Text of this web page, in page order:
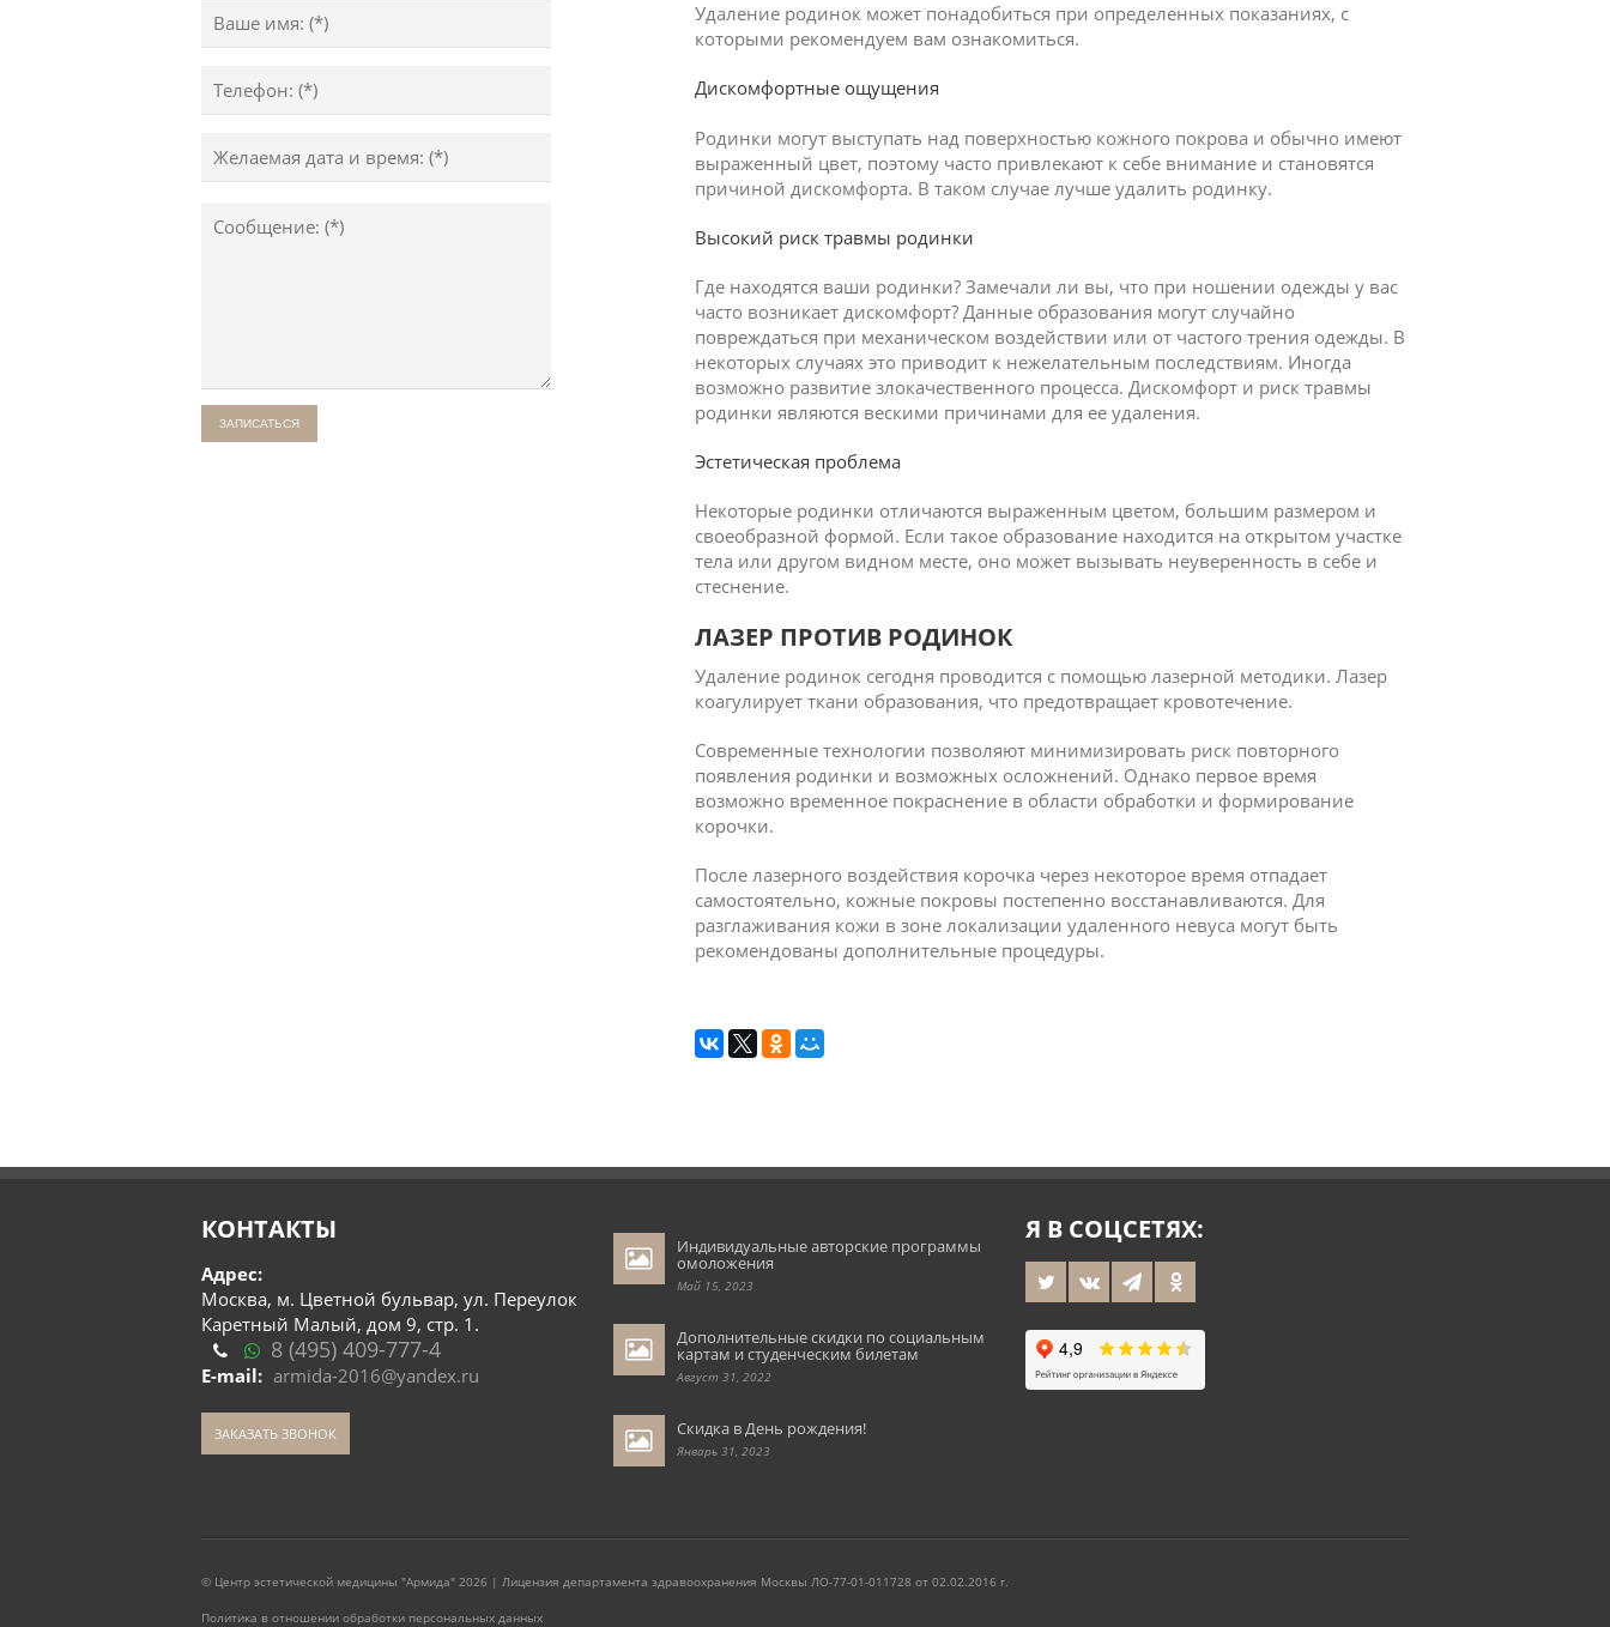
Удаление родинок может понадобиться при определенных показаниях, с
которыми рекомендуем вам ознакомиться.
Дискомфортные ощущения
Родинки могут выступать над поверхностью кожного покрова и обычно имеют
выраженный цвет, поэтому часто привлекают к себе внимание и становятся
причиной дискомфорта. В таком случае лучше удалить родинку.
Высокий риск травмы родинки
Где находятся ваши родинки? Замечали ли вы, что при ношении одежды у вас
часто возникает дискомфорт? Данные образования могут случайно
повреждаться при механическом воздействии или от частого трения одежды. В
некоторых случаях это приводит к нежелательным последствиям. Иногда
возможно развитие злокачественного процесса. Дискомфорт и риск травмы
родинки являются вескими причинами для ее удаления.
Эстетическая проблема
Некоторые родинки отличаются выраженным цветом, большим размером и
своеобразной формой. Если такое образование находится на открытом участке
тела или другом видном месте, оно может вызывать неуверенность в себе и
стеснение.
ЛАЗЕР ПРОТИВ РОДИНОК
Удаление родинок сегодня проводится с помощью лазерной методики. Лазер
коагулирует ткани образования, что предотвращает кровотечение.
Современные технологии позволяют минимизировать риск повторного
появления родинки и возможных осложнений. Однако первое время
возможно временное покраснение в области обработки и формирование
корочки.
После лазерного воздействия корочка через некоторое время отпадает
самостоятельно, кожные покровы постепенно восстанавливаются. Для
разглаживания кожи в зоне локализации удаленного невуса могут быть
рекомендованы дополнительные процедуры.
КОНТАКТЫ
Адрес:
Москва, м. Цветной бульвар, ул. Переулок
Каретный Малый, дом 9, стр. 1.
8 (495) 409-777-4
E-mail: armida-2016@yandex.ru
ЗАКАЗАТЬ ЗВОНОК
Индивидуальные авторские программы
омоложения
Май 15, 2023
Дополнительные скидки по социальным
картам и студенческим билетам
Август 31, 2022
Скидка в День рождения!
Январь 31, 2023
Я В СОЦСЕТЯХ:
© Центр эстетической медицины "Армида" 2026 | Лицензия департамента здравоохранения Москвы ЛО-77-01-011728 от 02.02.2016 г.
Политика в отношении обработки персональных данных